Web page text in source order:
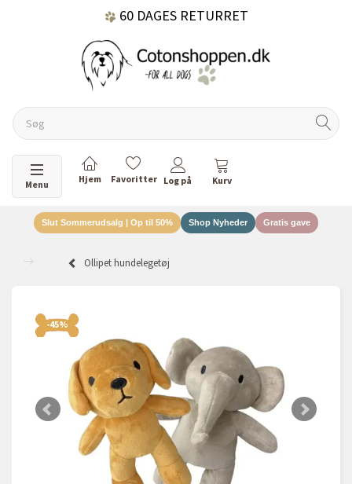
60 DAGES RETURRET
Skifte navigation
Menu
Slut Sommerudsalg | Op til 50% Shop Nyheder Gratis gave
Ollipet hundelegetøj
-45%